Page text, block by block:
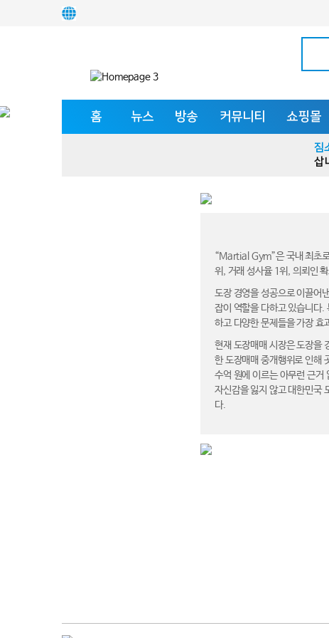
홈 뉴스 방송 커뮤니티 쇼핑몰
짐
삽
“Martial Gym”은 국내 최초
위, 거래 성사율 1위, 의뢰인
도장 경영을 성공으로 이끌어
잡이 역할을 다하고 있습니다.
하고 다양한 문제들을 가장 효
현재 도장매매 시장은 도장을
한 도장매매 중개행위로 인해
수억 원에 이르는 아무런 근
자신감을 잃지 않고 대한민국
다.